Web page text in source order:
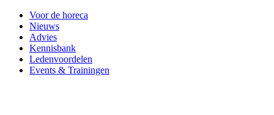
Voor de horeca
Nieuws
Advies
Kennisbank
Ledenvoordelen
Events & Trainingen